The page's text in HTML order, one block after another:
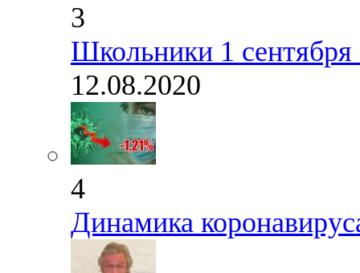
3
Школьники 1 сентября
12.08.2020
4
Динамика